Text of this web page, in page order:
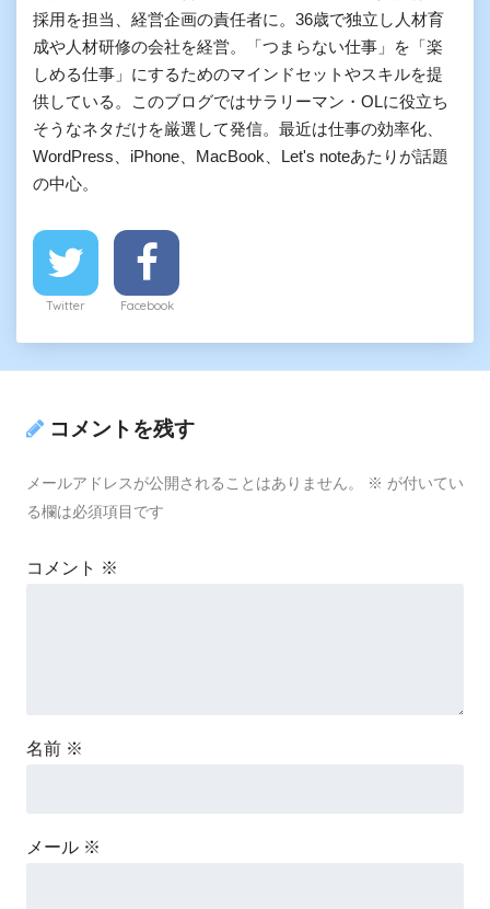
採用を担当、経営企画の責任者に。36歳で独立し人材育
成や人材研修の会社を経営。「つまらない仕事」を「楽
しめる仕事」にするためのマインドセットやスキルを提
供している。このブログではサラリーマン・OLに役立ち
そうなネタだけを厳選して発信。最近は仕事の効率化、
WordPress、iPhone、MacBook、Let's noteあたりが話題
の中心。
Twitter Facebook
コメントを残す
メールアドレスが公開されることはありません。 ※ が付いてい
る欄は必須項目です
コメント ※
名前 ※
メール ※